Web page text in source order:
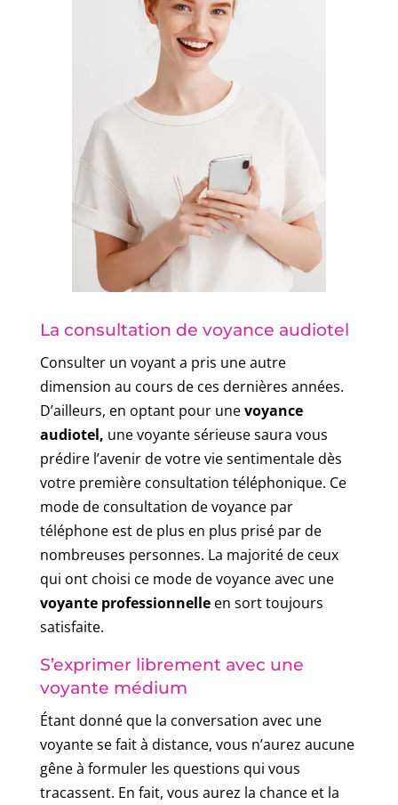
La consultation de voyance audiotel
Consulter un voyant a pris une autre
dimension au cours de ces dernières années.
D’ailleurs, en optant pour unevoyance
audiotel, une voyante sérieuse saura vous
prédire l’avenir de votre vie sentimentale dès
votre première consultation téléphonique. Ce
mode de consultation de voyance par
téléphone est de plus en plus prisé par de
nombreuses personnes. La majorité de ceux
qui ont choisi ce mode de voyance avec une
voyante professionnelleen sort toujours
satisfaite.
S’exprimer librement avec une
voyante médium
Étant donné que la conversation avec une
voyante se fait à distance, vous n’aurez aucune
gêne à formuler les questions qui vous
tracassent. En fait, vous aurez la chance et la